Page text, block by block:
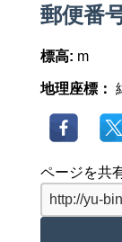
郵便番
標高: m
地理座標：
ページを共